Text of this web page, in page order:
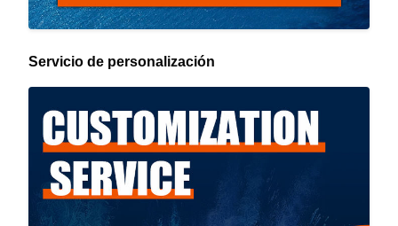
Servicio de personalización